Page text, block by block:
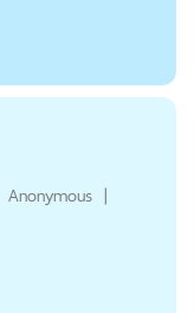
Anonymous |